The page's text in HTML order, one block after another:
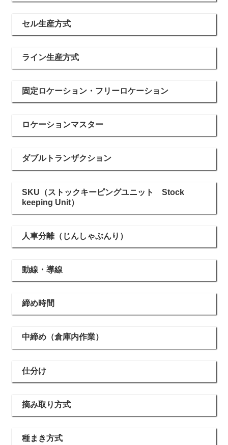
セル生産方式
ライン生産方式
固定ロケーション・フリーロケーション
ロケーションマスター
ダブルトランザクション
SKU（ストックキーピングユニット Stock
keeping Unit）
人車分離（じんしゃぶんり）
動線・導線
締め時間
中締め（倉庫内作業）
仕分け
摘み取り方式
種まき方式